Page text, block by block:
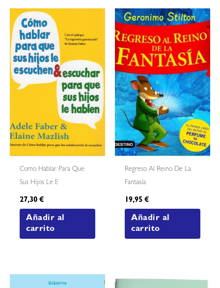
Como Hablar Para Que
Sus Hijos Le E
27,30€
Añadir al
carrito
Regreso Al Reino De La
Fantasía
19,95€
Añadir al
carrito